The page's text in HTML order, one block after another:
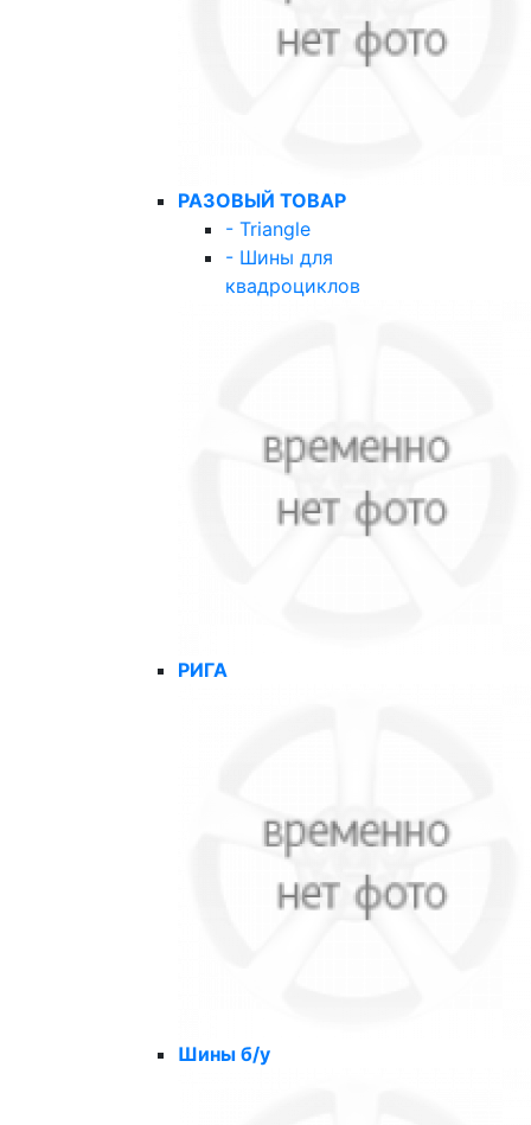
РАЗОВЫЙ ТОВАР
- Triangle
- Шины для
квадроциклов
РИГА
Шины б/у